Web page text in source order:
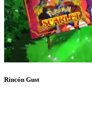
Rincón Gust